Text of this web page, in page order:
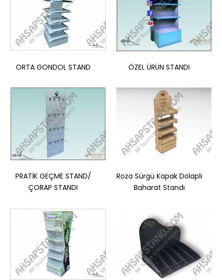
-TABAN 18 MM-GÖVDE 3MM LAZER KESİM GEÇME PARÇALAR-
ARKA KISIM STOK DEPOLU KAPAKLI-ZEMİN PLATİK AYAKLA..
Kozmetik Ürün Satış standı
Şampuan standıKuaför standı..
ORTA GONDOL STAND ÖZEL ÜRÜN STANDI
PRATİK GEÇME STAND/
ÇORAP STANDI
Roza Sürgü Kapak Dolaplı
Baharat Standı